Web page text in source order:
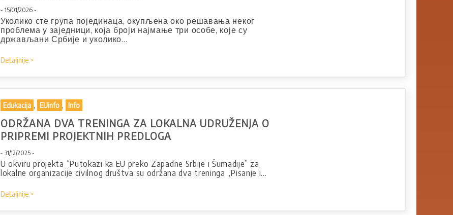
- 15/01/2026 -
Уколико сте група појединаца, окупљена око решавања неког
проблема у заједници, која броји најмање три особе, које су
држављани Србије и уколико…
Detaljnije >
Edukacija , EUinfo , Info
ODRŽANA DVA TRENINGA ZA LOKALNA UDRUŽENJA O
PRIPREMI PROJEKTNIH PREDLOGA
- 31/12/2025 -
U okviru projekta “Putokazi ka EU preko Zapadne Srbije i Šumadije” za
lokalne organizacije civilnog društva su održana dva treninga „Pisanje i…
Detaljnije >